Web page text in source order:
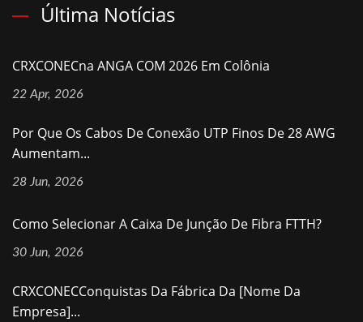
Última Notícias
CRXCONECna ANGA COM 2026 Em Colônia
22 Apr, 2026
Por Que Os Cabos De Conexão UTP Finos De 28 AWG
Aumentam...
28 Jun, 2026
Como Selecionar A Caixa De Junção De Fibra FTTH?
30 Jun, 2026
CRXCONECConquistas Da Fábrica Da [nome Da
Empresa]...